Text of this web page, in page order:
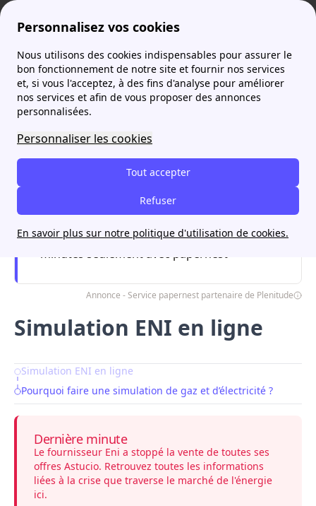
Personnalisez vos cookies
Nous utilisons des cookies indispensables pour assurer le
bon fonctionnement de notre site et fournir nos services
et, si vous l'acceptez, à des fins d'analyse pour améliorer
nos services et afin de vous proposer des annonces
personnalisées.
Personnaliser les cookies
Tout accepter
Refuser
En savoir plus sur notre politique d'utilisation de cookies.
Agence France Électricité More Simulation ENI Simulation ENI en ligne
Je trouve l'offre d'énergie adaptée à
mon budget avec papernest
Appel gratuit
Estimez en ligne
Ouvert - ferme à 20h00
Estimez votre consommation ENI en 5
minutes seulement avec papernest
Annonce - Service papernest partenaire de Plenitude
Simulation ENI en ligne
Table of Contents
Simulation ENI en ligne
Pourquoi faire une simulation de gaz et d’électricité ?
Dernière minute
Le fournisseur Eni a stoppé la vente de toutes ses
offres Astucio. Retrouvez toutes les informations
liées à la crise que traverse le marché de l'énergie
ici.